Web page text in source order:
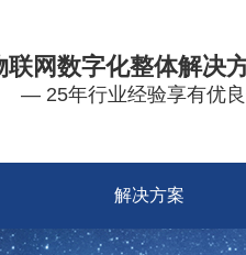
联网数字化整体解决
— 25年行业经验享有优
解决方案